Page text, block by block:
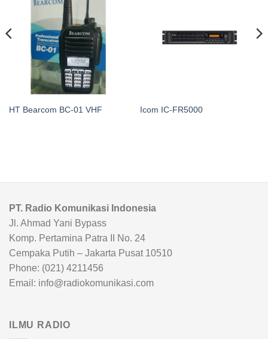
HT Bearcom BC-01 VHF Icom IC-FR5000
PT. Radio Komunikasi Indonesia
Jl. Ahmad Yani Bypass
Komp. Pertamina Patra II No. 24
Cempaka Putih – Jakarta Pusat 10510
Phone: (021) 4211456
Email: info@radiokomunikasi.com
ILMU RADIO